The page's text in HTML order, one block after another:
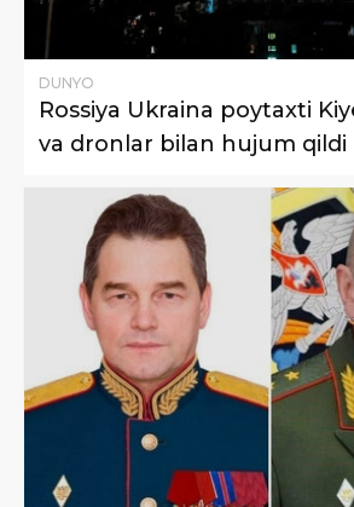
DUNYO
Rossiya Ukraina poytaxti
va dronlar bilan hujum qildi